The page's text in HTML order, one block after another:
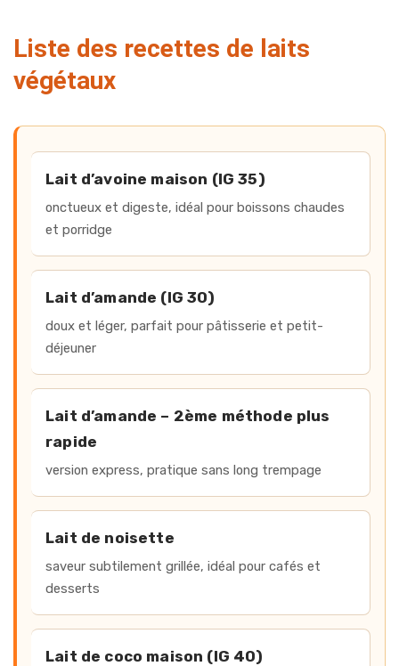
Liste des recettes de laits
végétaux
Accès rapide aux recettes
Lait d’avoine maison (IG 35)
onctueux et digeste, idéal pour boissons chaudes
et porridge
Lait d’amande (IG 30)
doux et léger, parfait pour pâtisserie et petit-
déjeuner
Lait d’amande – 2ème méthode plus
rapide
version express, pratique sans long trempage
Lait de noisette
saveur subtilement grillée, idéal pour cafés et
desserts
Lait de coco maison (IG 40)